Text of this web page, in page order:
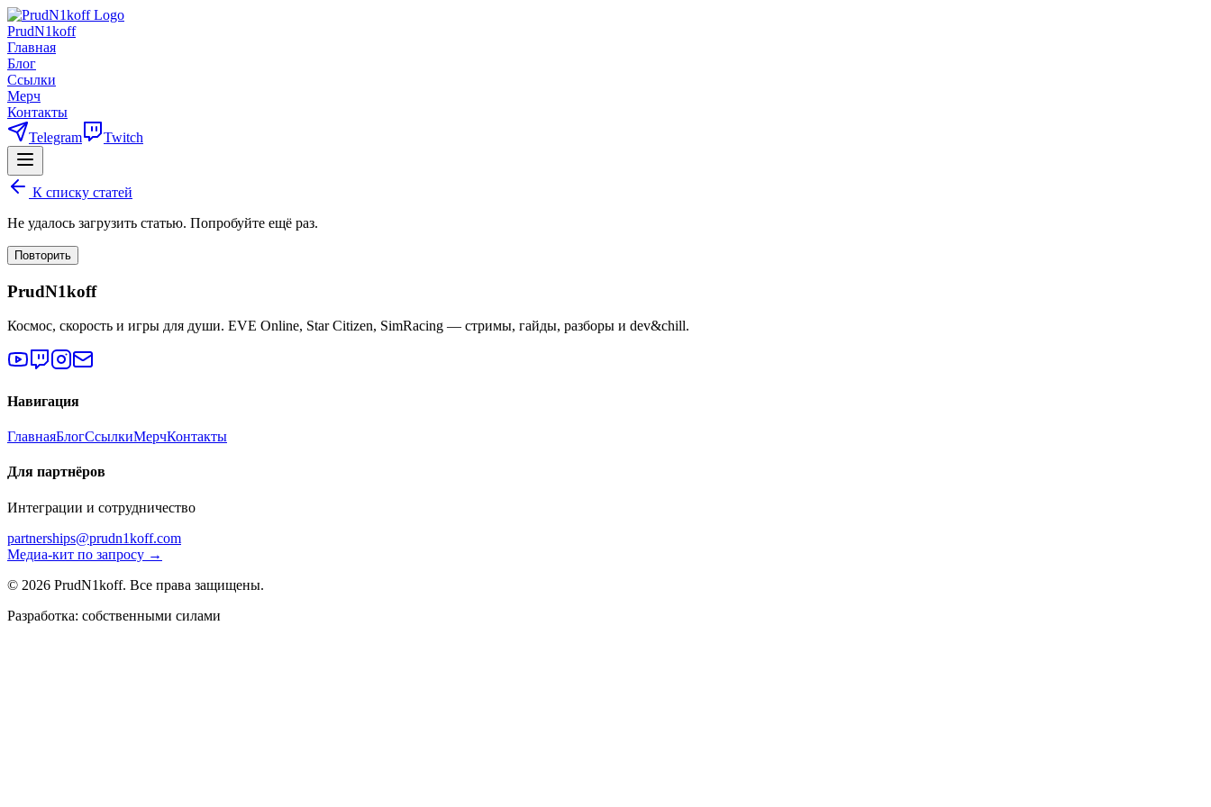
PrudN1koff
Главная
Блог
Ссылки
Мерч
Контакты
Telegram
Twitch
К списку статей
Не удалось загрузить статью. Попробуйте ещё раз.
Повторить
PrudN1koff
Космос, скорость и игры для души. EVE Online, Star Citizen, SimRacing — стримы, гайды, разборы и dev&chill.
Навигация
ГлавнаяБлогСсылкиМерчКонтакты
Для партнёров
Интеграции и сотрудничество
partnerships@prudn1koff.com
Медиа-кит по запросу →
© 2026 PrudN1koff. Все права защищены.
Разработка: собственными силами